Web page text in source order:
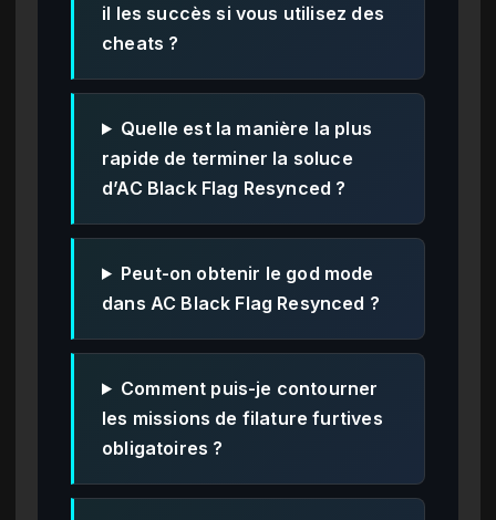
il les succès si vous utilisez des
cheats ?
Quelle est la manière la plus
rapide de terminer la soluce
d’AC Black Flag Resynced ?
Peut-on obtenir le god mode
dans AC Black Flag Resynced ?
Comment puis-je contourner
les missions de filature furtives
obligatoires ?